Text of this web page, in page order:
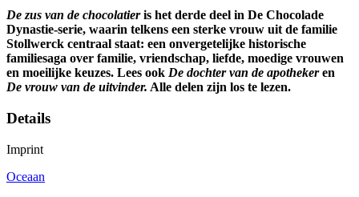
De zus van de chocolatieris het derde deel in De Chocolade
Dynastie-serie, waarin telkens een sterke vrouw uit de familie
Stollwerck centraal staat: een onvergetelijke historische
familiesaga over familie, vriendschap, liefde, moedige vrouwen
en moeilijke keuzes. Lees ook De dochter van de apothekeren
De vrouw van de uitvinder. Alle delen zijn los te lezen.
Details
Imprint
Oceaan